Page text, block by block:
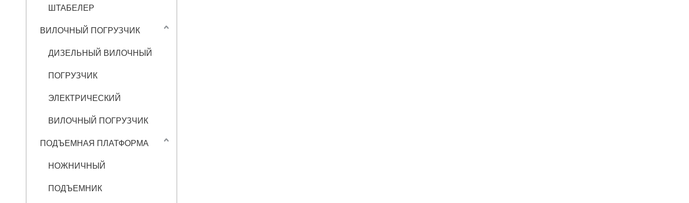
ШТАБЕЛЕР
ВИЛОЧНЫЙ ПОГРУЗЧИК
ДИЗЕЛЬНЫЙ ВИЛОЧНЫЙ
ПОГРУЗЧИК
ЭЛЕКТРИЧЕСКИЙ
ВИЛОЧНЫЙ ПОГРУЗЧИК
ПОДЪЕМНАЯ ПЛАТФОРМА
НОЖНИЧНЫЙ
ПОДЪЕМНИК